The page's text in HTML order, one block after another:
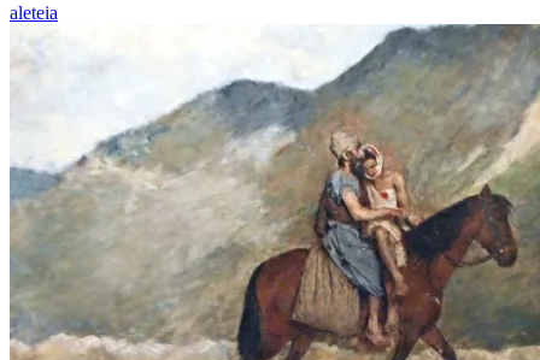
aleteia